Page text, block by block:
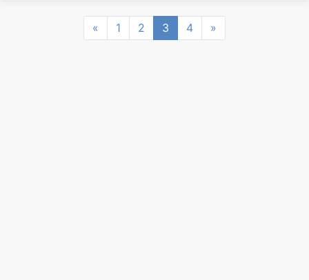
« Previous
1 2 3 4 »